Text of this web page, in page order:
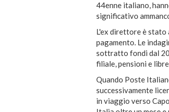
44enne italiano,
significativo
L'ex direttore è
pagamento. Le
sottratto fondi dal
filiale, pensioni e
Quando Poste
successivamente
in viaggio verso